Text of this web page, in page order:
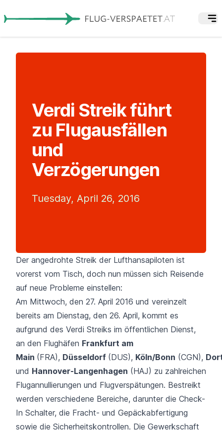
Verdi Streik führt
zu Flugausfällen
und
Verzögerungen
Tuesday, April 26, 2016
Der angedrohte Streik der Lufthansapiloten ist
vorerst vom Tisch, doch nun müssen sich Reisende
auf neue Probleme einstellen:
Am Mittwoch, den 27. April 2016 und vereinzelt
bereits am Dienstag, den 26. April, kommt es
aufgrund des Verdi Streiks im öffentlichen Dienst,
an den Flughäfen Frankfurt am
Main (FRA), Düsseldorf (DUS), Köln/Bonn (CGN),
und Hannover-Langenhagen (HAJ) zu zahlreichen
Flugannullierungen und Flugverspätungen. Bestreikt
werden verschiedene Bereiche, darunter die Check-
In Schalter, die Fracht- und Gepäckabfertigung
sowie die Sicherheitskontrollen. Die Gewerkschaft